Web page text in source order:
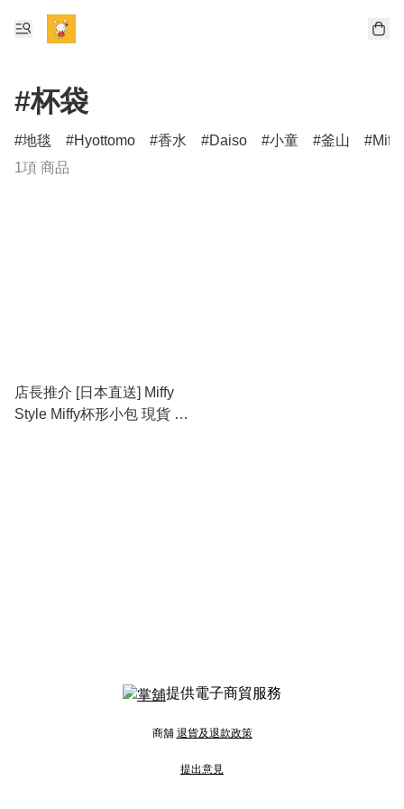
#杯袋
地毯 Hyottomo 香水 Daiso 小童 釜山
1項 商品
店長推介 [日本直送] Miffy
Style Miffy杯形小包 現貨 售
提供電子商貿服務
商舖 退貨及退款政策
提出意見